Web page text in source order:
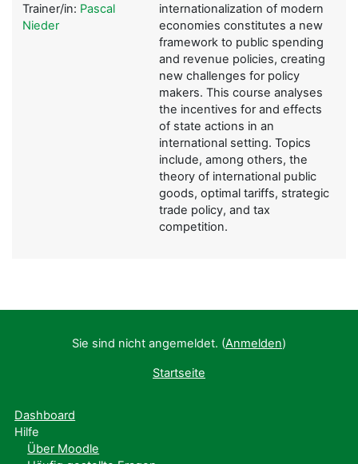
internationalization of modern
economies constitutes a new
framework to public spending
and revenue policies, creating
new challenges for policy
makers. This course analyses
the incentives for and effects
of state actions in an
international setting. Topics
include, among others, the
theory of international public
goods, optimal tariffs, strategic
trade policy, and tax
competition.
Trainer/in: Pascal
Nieder
Sie sind nicht angemeldet. (Anmelden)
Startseite
Dashboard
Hilfe
Über Moodle